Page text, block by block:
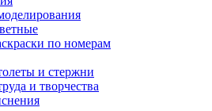
по номерам
и стержни
и творчества